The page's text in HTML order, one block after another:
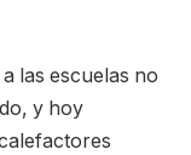
las escuelas no
y hoy